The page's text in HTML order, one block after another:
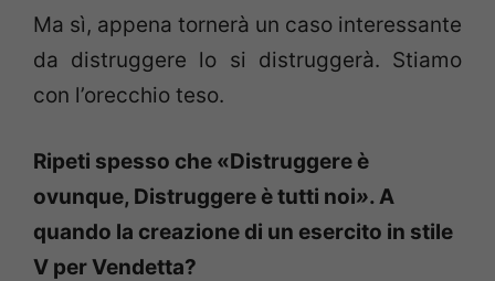
Ma sì, appena tornerà un caso interessante
da distruggere lo si distruggerà. Stiamo
con l’orecchio teso.
Ripeti spesso che «Distruggere è
ovunque, Distruggere è tutti noi».A
quando la creazione di un esercito in stile
V per Vendetta?